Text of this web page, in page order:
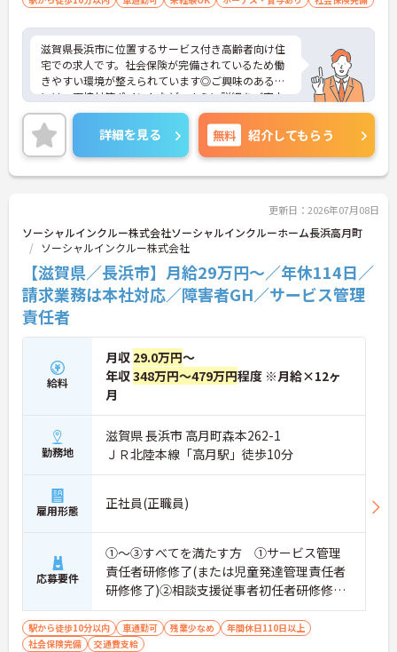
滋賀県長浜市に位置するサービス付き高齢者向け住
宅での求人です。社会保険が完備されているため働
きやすい環境が整えられています◎ご興味のある方
には、面接対策ポイントなど、さらに詳細をご案内
しますのでお気軽にご相談ください！
詳細を見る 無料 紹介してもらう
更新日：2026年07月08日
ソーシャルインクルー株式会社ソーシャルインクルーホーム長浜高月町
ソーシャルインクルー株式会社
【滋賀県／長浜市】月給29万円～／年休114日／
請求業務は本社対応／障害者GH／サービス管理
責任者
給料
月収 29.0万円～
年収348万円～479万円程度 ※月給×12ヶ
月
勤務地
滋賀県 長浜市 高月町森本262-1
ＪＲ北陸本線「高月駅」徒歩10分
雇用形態 正社員(正職員)
応募要件
①～③すべてを満たす方 ①サービス管理
責任者研修修了(または児童発達管理責任者
研修修了)②相談支援従事者初任者研修修了
(または相談支援従事者実務者研修修了)③普
通自動車運転免許(AT限定可)
駅から徒歩10分以内 車通勤可 残業少なめ
年間休日110日以上
社会保険完備
交通費支給